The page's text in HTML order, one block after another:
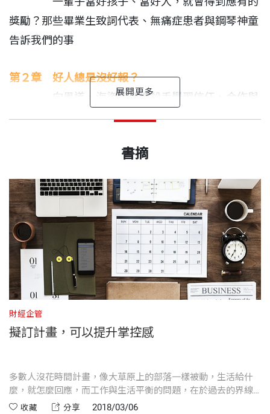
與《商業內幕》。
成功是人人追求的事物，巴克在本書彙集了十年來最
哈佛、華頓商學院等眾多學院教授的研究分析，以活
潑、詼諧的敘事手法，提出精闢但不失幽默的見解，
幫助我們思考如何讓工作和生活變得更好：
√ 不論你是樂觀者或悲觀者、個性外向或內向，成功
與性格、環境和選擇的領域高度相關，你要先認識自
己，選對池塘。本書有六道心理測驗題，帶你找到人
生方向。
√ 社會人心險惡，但我們都想當個好人，巴克告訴你
出社會一定要懂的六件事，還有一生受用的做人四原
則，帶你避開「一報還一報」的惡性循環。
√ 職場到底是靠實力還是靠人脈？除非你真的很懂；
√ 自信讓人無往不利，不但賺的錢更多、生產力更
高、升遷機會也更大，但過度自信造成的問題比自信
獎勵？那些畢業生致詞代表、無痛症患者與鋼琴神童
告訴我們的事
第２章 好人總是沒好報？
向黑道、海盜和連環殺手學習信任、合作與
善待他人
第３章 退縮者永無勝利，勝利者永不退縮？
的事，當成功看來遙遙無期時，你要繼續撐下去，還
是放棄？
第４章 你認識誰比知道什麼更重要（除非你真的很
懂）
向人質談判者、一流喜劇演員及史上最聰明
的人，學習人脈的力量
無法感受恐懼的人士，學習遊走在「自信」與「自以
為是」之間的鋼索
笑中，不知不覺了解成功背後的原理。各位會知道為
什麼我們有些人是蘭花、有些是蒲公英，海盜和囚犯
如何教我們誠實與慷慨，史上最偉大的數學家如何建
立超強人脈，以及更多更多等著你自己去看。這本書
可說是驚奇萬花筒，光彩奪目，各位可能必須戴上墨
鏡。」
——丹尼爾．品克（Daniel H. Pink），暢銷書《動
機，單純的力量》與《未來在等待的銷售人才》作者
「如何才能成功是千古謎團，本書提出了有科學為證
又幽默的精闢見解，妙語如珠，替大家解謎。」
賓州大學學士、波士頓學院MBA與UCLA大學藝術創
Barking Up the Wrong Tree（www.bakadesuyo.co
m）部落格網站版主，該版針對生活、職場、情緒等
人生各面向，提供有科學佐證的建議或答案。訂戶超
過32萬人，同步轉載於《時代》（Time）雜誌與
《商業內幕》（Business Insider）。
主流媒體長期供稿人，文章散見於《紐約時報》（Th
e New York Times）、《華爾街日報》（The Wall St
hly）、《時代》雜誌、《商業內幕》等處。
書號 BCB639
出版社 天下文化
裝幀 平裝
開本 14.8×21cm
印刷規格 黑白
書摘
財經企管
擬訂計畫，可以提升掌控感
多數人沒花時間計畫，像大草原上的部落一樣被動，生活給什
麼，就怎麼回應，而工作與生活平衡的問題，在於過去的界線
早已消失。
收藏 分享 2018/03/06